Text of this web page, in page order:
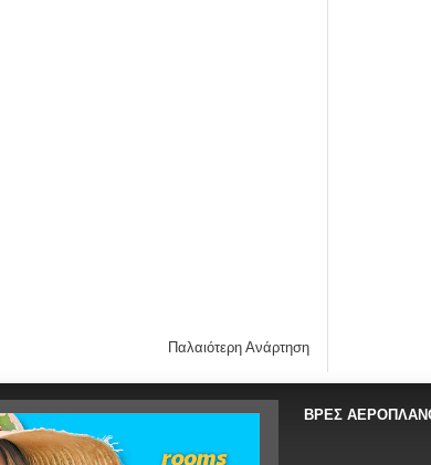
Παλαιότερη Ανάρτηση
ΒΡΕΣ